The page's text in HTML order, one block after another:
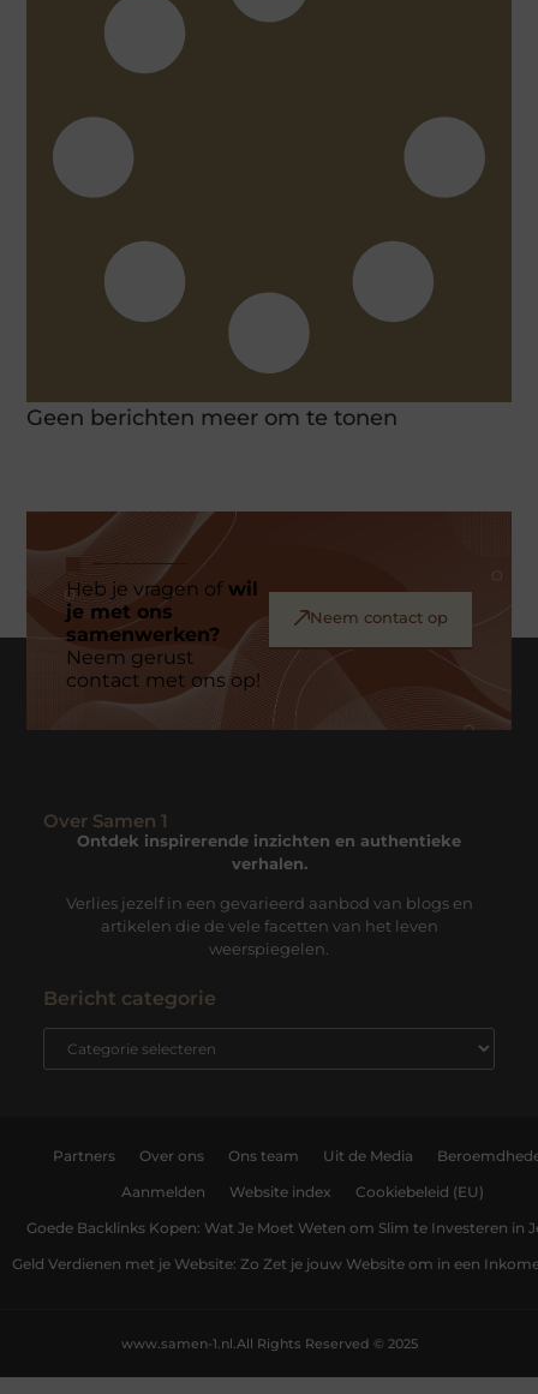
Geen berichten meer om te tonen
Heb je vragen ofwil
je met ons
samenwerken?
Neem gerust
contact met ons op!
Neem contact op
Over Samen 1
Ontdek inspirerende inzichten en authentieke
verhalen.
Verlies jezelf in een gevarieerd aanbod van blogs en
artikelen die de vele facetten van het leven
weerspiegelen.
Bericht categorie
Partners Over ons Ons team Uit de Media
Aanmelden Website index Cookiebeleid (EU)
Goede Backlinks Kopen: Wat Je Moet Weten om Slim te Investeren in
Geld Verdienen met je Website: Zo Zet je jouw Website om in een
All Rights Reserved © 2025
www.samen-1.nl.